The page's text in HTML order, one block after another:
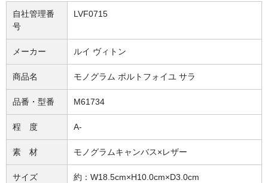
自社管理番
号
LVF0715
メーカー ルイ ヴィトン
商品名 モノグラム ポルトフォイユ サラ
品番・型番 M61734
程 度 A-
素 材 モノグラムキャンバス×レザー
サイズ 約：W18.5cm×H10.0cm×D3.0cm